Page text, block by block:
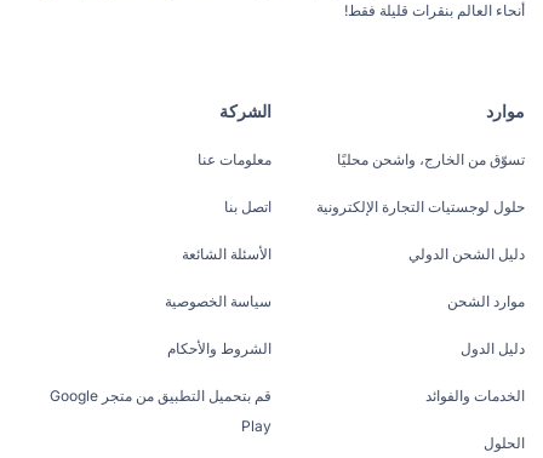
أنحاء العالم بنقرات قليلة فقط!
موارد
تسوّق من الخارج، واشحن محليًا
حلول لوجستيات التجارة الإلكترونية
دليل الشحن الدولي
موارد الشحن
دليل الدول
الخدمات والفوائد
الحلول
الشركة
معلومات عنا
اتصل بنا
الأسئلة الشائعة
سياسة الخصوصية
الشروط والأحكام
قم بتحميل التطبيق من متجر Google
Play